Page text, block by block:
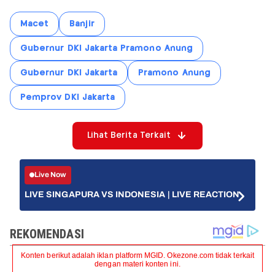
Macet Banjir
Gubernur DKI Jakarta Pramono Anung
Gubernur DKI Jakarta Pramono Anung
Pemprov DKI Jakarta
Lihat Berita Terkait
Live Now
LIVE SINGAPURA VS INDONESIA | LIVE REACTION